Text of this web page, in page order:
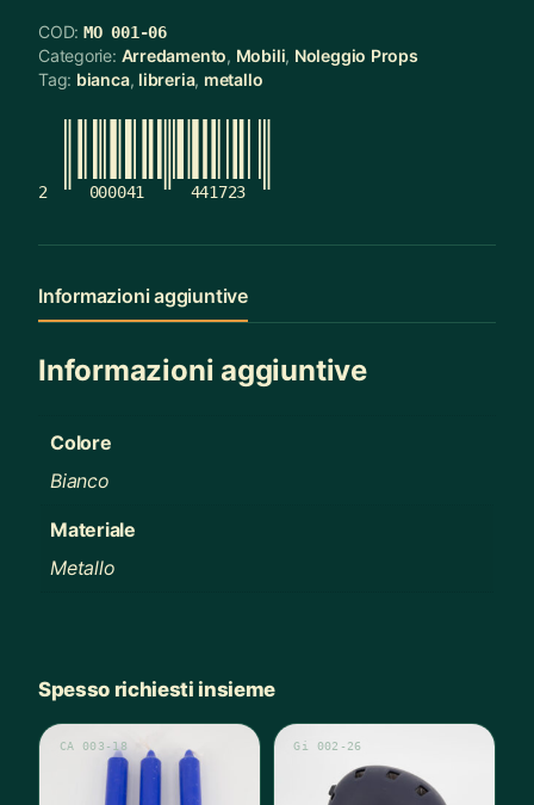
COD: MO 001-06
Categorie: Arredamento, Mobili, Noleggio Props
Tag: bianca, libreria, metallo
2 000041 441723
Informazioni aggiuntive
Informazioni aggiuntive
Colore
Bianco
Materiale
Metallo
Spesso richiesti insieme
CA 003-18 Gi 002-26